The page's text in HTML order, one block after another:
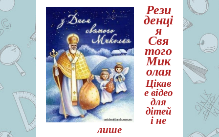
Рези
денці
я
Свя
того
Мик
олая
Цікав
е відео
для
дітей
і не
лише